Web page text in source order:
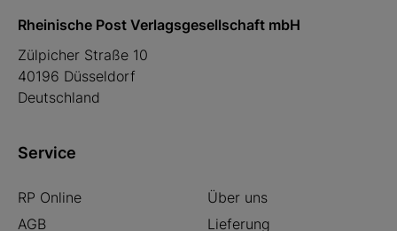
Rheinische Post Verlagsgesellschaft mbH
Zülpicher Straße 10
40196 Düsseldorf
Deutschland
Service
RP Online
Über uns
AGB
Lieferung